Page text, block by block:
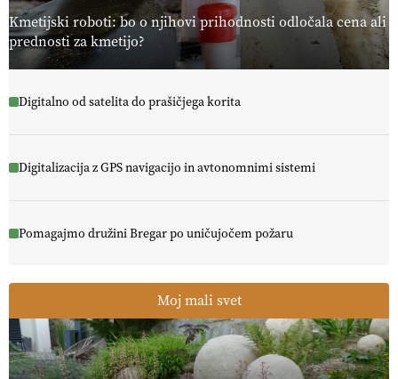
13.07.2026
Kmetijski roboti: bo o njihovi prihodnosti odločala cena ali
prednosti za kmetijo?
Digitalno od satelita do prašičjega korita
Digitalizacija z GPS navigacijo in avtonomnimi sistemi
Pomagajmo družini Bregar po uničujočem požaru
Moj mali svet